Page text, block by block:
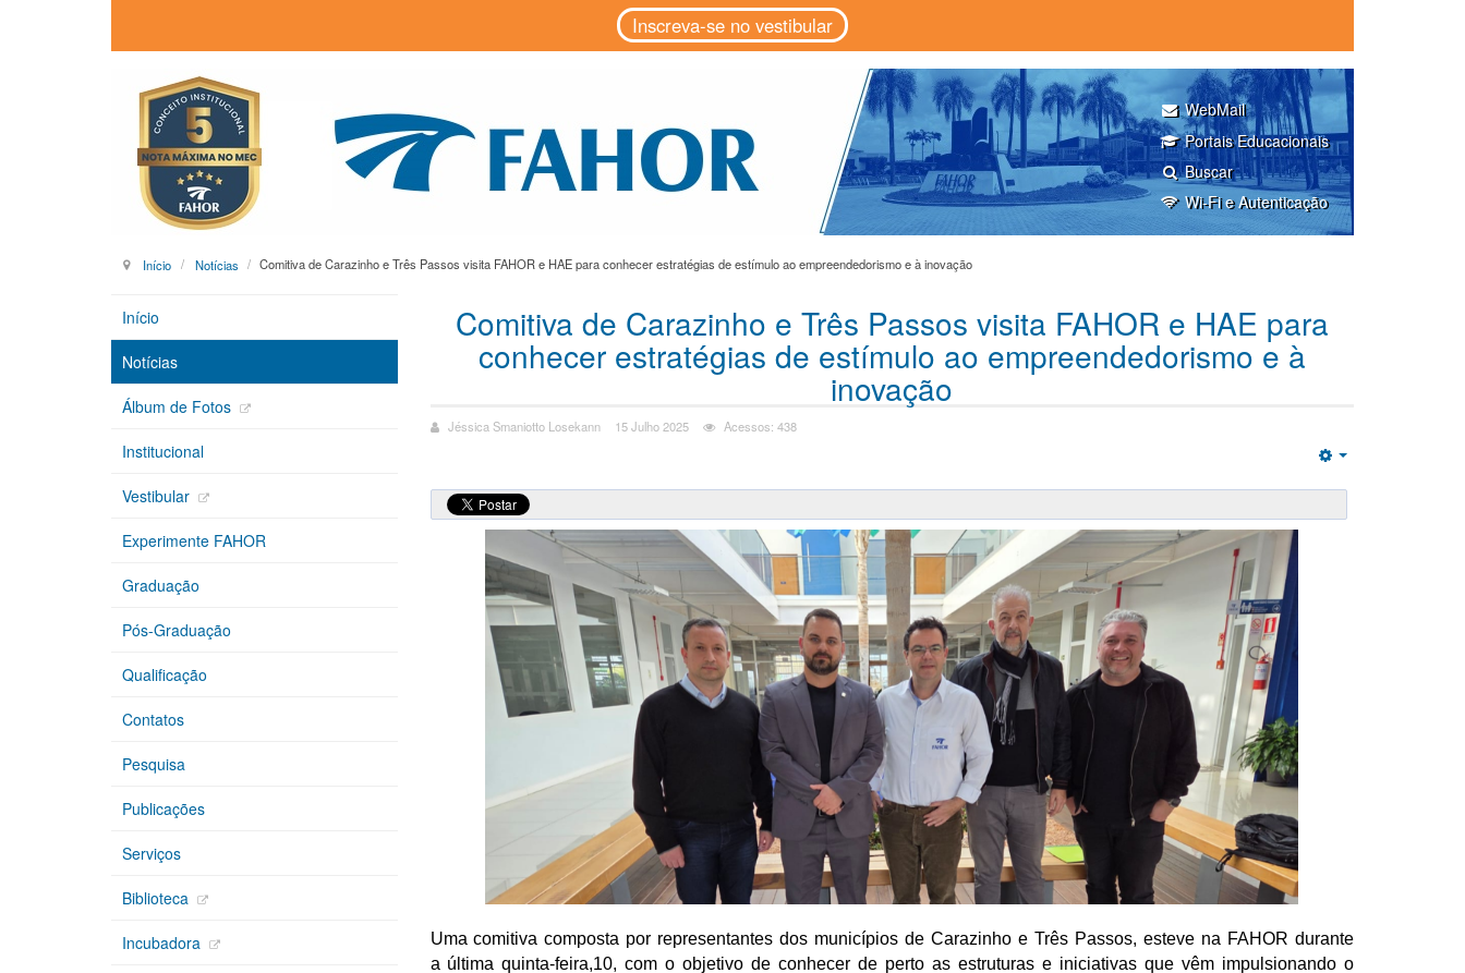
Inscreva-se no vestibular
WebMail
Portais Educacionais
Buscar
Wi-Fi e Autenticação
Início Notícias Comitiva de Carazinho e Três Passos visita FAHOR e HAE para conhecer estratégias de estímulo ao empreendedorismo e à inovação
Comitiva de Carazinho e Três Passos visita FAHOR e HAE para
conhecer estratégias de estímulo ao empreendedorismo e à
inovação
Jéssica Smaniotto Losekann 15 Julho 2025 Acessos: 438
Uma comitiva composta por representantes dos municípios de Carazinho e Três Passos, esteve na FAHOR durante
a última quinta-feira,10, com o objetivo de conhecer de perto as estruturas e iniciativas que vêm impulsionando o
Início
Notícias
Álbum de Fotos
Institucional
Vestibular
Experimente FAHOR
Graduação
Pós-Graduação
Qualificação
Contatos
Pesquisa
Publicações
Serviços
Biblioteca
Incubadora